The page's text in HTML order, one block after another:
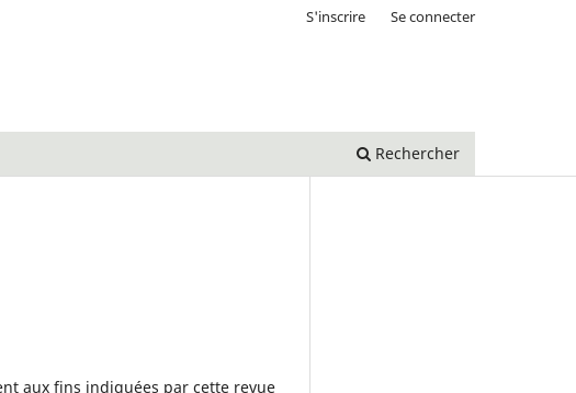
Rechercher
S'inscrire Se connecter
aux fins indiquées par cette revue